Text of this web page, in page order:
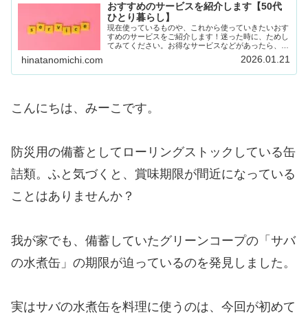
おすすめのサービスを紹介します【50代
ひとり暮らし】
現在使っているものや、これから使っていきたいおす
すめのサービスをご紹介します！迷った時に、ためし
てみてください。お得なサービスなどがあったら、随
時載せていきます！Amazon prime (アマゾンプラ
イム) 30日間の無料体験ができます。…
hinatanomichi.com 2026.01.21
こんにちは、みーこです。
防災用の備蓄としてローリングストックしている缶
詰類。ふと気づくと、賞味期限が間近になっている
ことはありませんか？
我が家でも、備蓄していたグリーンコープの「サバ
の水煮缶」の期限が迫っているのを発見しました。
実はサバの水煮缶を料理に使うのは、今回が初めて